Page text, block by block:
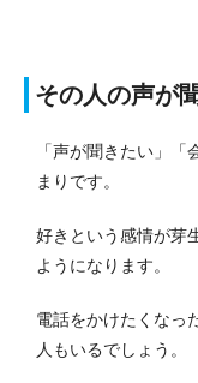
その人の声が
「声が聞きたい」
まりです。
好きという感情が芽
ようになります。
電話をかけたくなっ
人もいるでしょう。